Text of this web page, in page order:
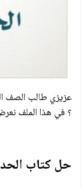
عزيزي طالب الصف
؟ في هذا الملف
حل كتاب